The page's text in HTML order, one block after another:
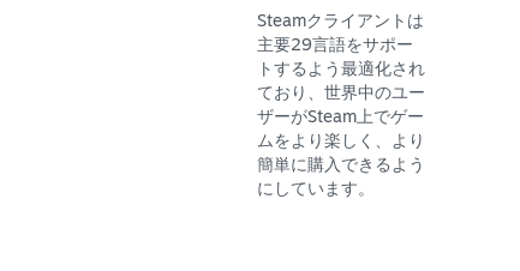
Steamクライアントは
主要29言語をサポー
トするよう最適化され
ており、世界中のユー
ザーがSteam上でゲー
ムをより楽しく、より
簡単に購入できるよう
にしています。